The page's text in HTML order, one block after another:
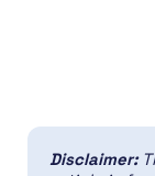
Disclaimer: